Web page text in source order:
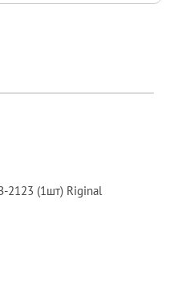
2123 (1шт) Riginal